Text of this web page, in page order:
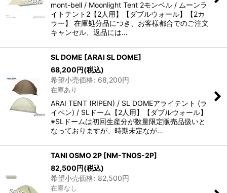
mont-bell / Moonlight Tent 2モンベル / ムーンラ
イトテント2【2人用】【ダブルウォール】【2カ
ラー】 在庫処分品につき、お客様都合でのご注文
キャンセル、返品には…
SL DOME [ARAI SL DOME]
68,200円(税込)
希望小売価格: 68,200円
在庫あり
ARAI TENT (RIPEN) / SL DOMEアライテント (ラ
イペン) / SLドーム【2人用】【ダブルウォール】
※SLドームは初回生産分が数量限定販売品扱いと
なっておりますが、時期未定なが…
TANI OSMO 2P [NM-TNOS-2P]
82,500円(税込)
希望小売価格: 82,500円
在庫なし